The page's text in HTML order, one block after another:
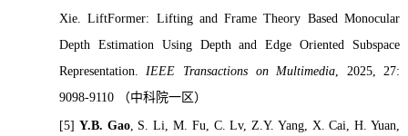
Xie. LiftFormer: Lifting and Frame Theory Based Monocular
Depth Estimation Using Depth and Edge Oriented Subspace
Representation. IEEE Transactions on Multimedia , 2025, 27:
9098-9110
（中科院一区）
[5] Y.B. Gao, S. Li, M. Fu, C. Lv, Z.Y. Yang, X. Cai, H. Yuan,